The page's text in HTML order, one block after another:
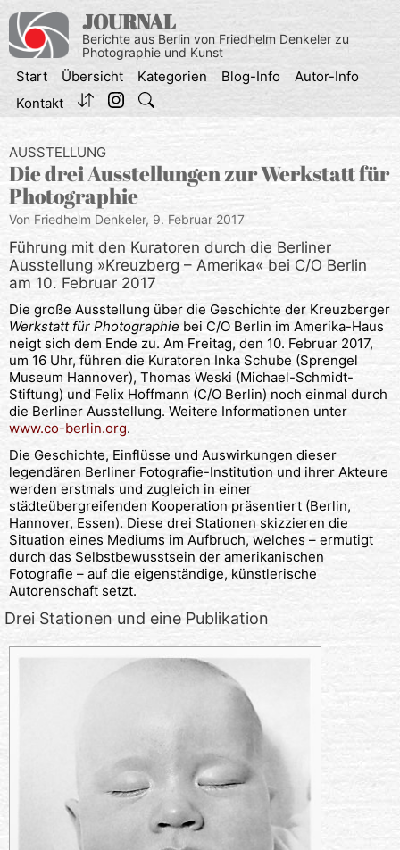
Inhalt
springen
JOURNAL
Berichte aus Berlin von Friedhelm Denkeler zu
Photographie und Kunst
Start Übersicht Kategorien Blog-Info
Autor-Info
Kontakt
AUSSTELLUNG
Die drei Ausstellungen zur Werkstatt für
Photographie
Von Friedhelm Denkeler, 9. Februar 2017
Führung mit den Kuratoren durch die Berliner
Ausstellung »Kreuzberg – Amerika« bei C/O Berlin
am 10. Februar 2017
Die große Ausstellung über die Geschichte der Kreuzberger
Werkstatt für Photographie bei C/O Berlin im Amerika-Haus
neigt sich dem Ende zu. Am Freitag, den 10. Februar 2017,
um 16 Uhr, führen die Kuratoren Inka Schube (Sprengel
Museum Hannover), Thomas Weski (Michael-Schmidt-
Stiftung) und Felix Hoffmann (C/O Berlin) noch einmal durch
die Berliner Ausstellung. Weitere Informationen unter
www.co-berlin.org.
Die Geschichte, Einflüsse und Auswirkungen dieser
legendären Berliner Fotografie-Institution und ihrer Akteure
werden erstmals und zugleich in einer
städteübergreifenden Kooperation präsentiert (Berlin,
Hannover, Essen). Diese drei Stationen skizzieren die
Situation eines Mediums im Aufbruch, welches – ermutigt
durch das Selbstbewusstsein der amerikanischen
Fotografie – auf die eigenständige, künstlerische
Autorenschaft setzt.
Drei Stationen und eine Publikation